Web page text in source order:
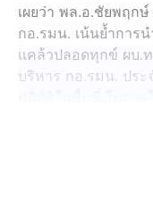
เผยว่า พล.อ.ชัยพฤก
กอ.รมน. เน้นย้ำการ
แคล้วปลอดทุกข์ ผบ.
บริหาร กอ.รมน. ประ
พร้อมการบูรณาการ